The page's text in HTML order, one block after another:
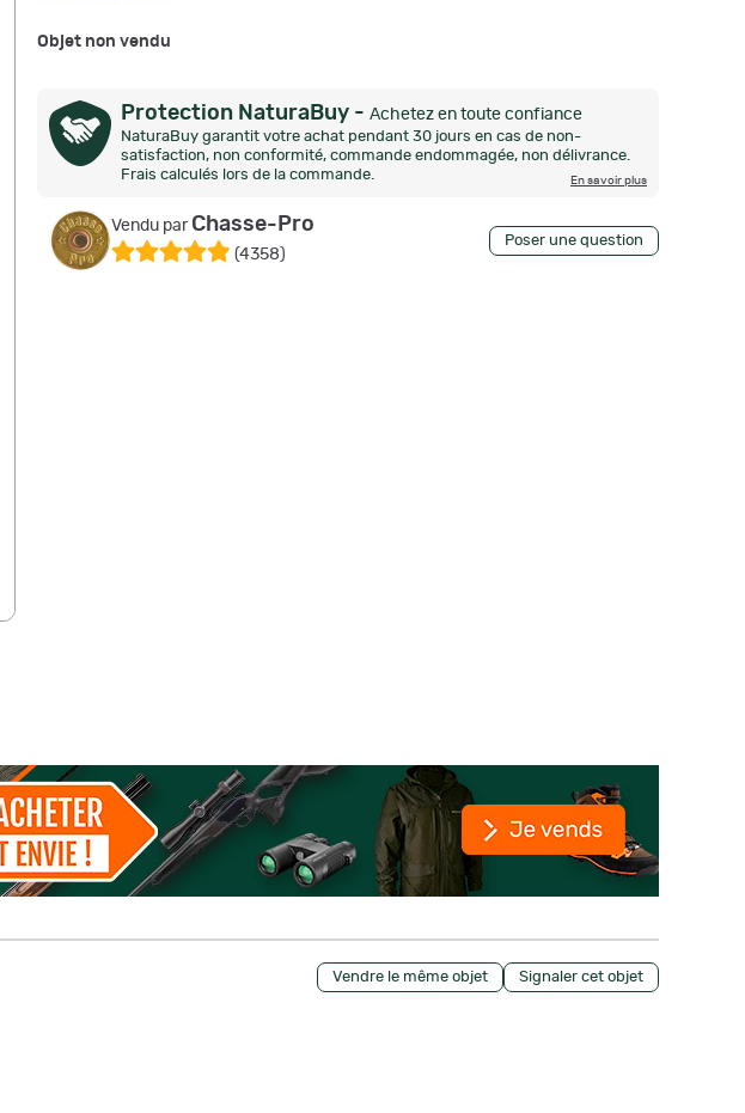
Objet non vendu
Protection NaturaBuy - Achetez en toute confiance
NaturaBuy garantit votre achat pendant 30 jours en cas de non-
satisfaction, non conformité, commande endommagée, non délivrance.
Frais calculés lors de la commande.
En savoir plus
Vendu par Chasse-Pro
(4358)
Poser une question
Vendre le même objet Signaler cet objet